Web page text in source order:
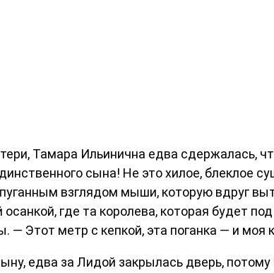
Тамара Ильинична едва сдержалась,
сына! Не это хилое,
взглядом мыши, которую вдруг
осанкой, где та королева, которая будет
— Этот метр с кепкой, эта поганка — и моя
едва за Лидой закрылась дверь,